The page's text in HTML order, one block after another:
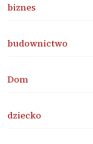
biznes
budownictwo
Dom
dziecko